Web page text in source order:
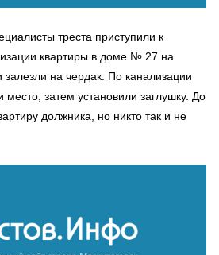
треста приступили к
квартиры в доме № 27 на
на чердак. По канализации
затем установили заглушку. До
должника, но никто так и не